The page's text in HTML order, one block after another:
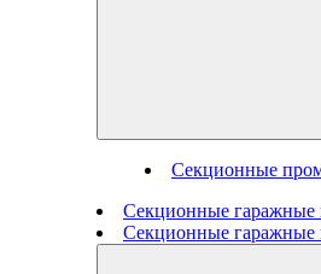
Секционные
Секционные гаражные
Секционные гаражные